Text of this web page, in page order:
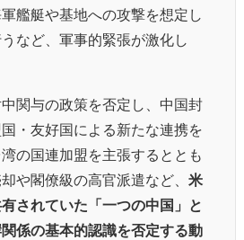
艦艇や基地への攻撃を想定し
など、軍事的緊張が激化し
関与の政策を否定し、中国封
・友好国による新たな連携を
の国連加盟を主張するととも
や閣僚級の高官派遣など、 米
されていた「一つの中国」と
係の基本的認識を否定する動